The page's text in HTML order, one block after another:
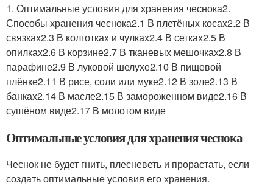
1. Оптимальные условия для хранения чеснока2.
Способы хранения чеснока2.1 В плетёных косах2.2 В
связках2.3 В колготках и чулках2.4 В сетках2.5 В
опилках2.6 В корзине2.7 В тканевых мешочках2.8 В
парафине2.9 В луковой шелухе2.10 В пищевой
плёнке2.11 В рисе, соли или муке2.12 В золе2.13 В
банках2.14 В масле2.15 В замороженном виде2.16 В
сушёном виде2.17 В молотом виде
Оптимальные условия для хранения чеснока
Чеснок не будет гнить, плесневеть и прорастать, если
создать оптимальные условия его хранения.